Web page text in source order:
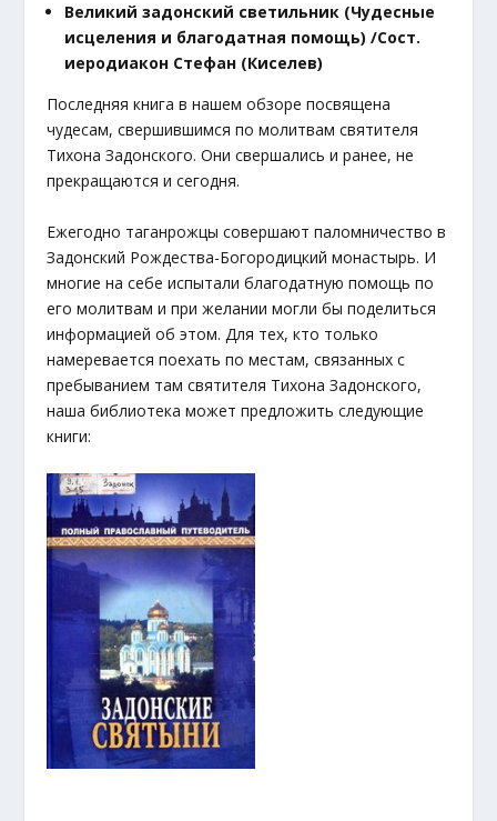
Великий задонский светильник (Чудесные
исцеления и благодатная помощь) /Сост.
иеродиакон Стефан (Киселев)
Последняя книга в нашем обзоре посвящена
чудесам, свершившимся по молитвам святителя
Тихона Задонского. Они свершались и ранее, не
прекращаются и сегодня.
Ежегодно таганрожцы совершают паломничество в
Задонский Рождества-Богородицкий монастырь. И
многие на себе испытали благодатную помощь по
его молитвам и при желании могли бы поделиться
информацией об этом. Для тех, кто только
намеревается поехать по местам, связанных с
пребыванием там святителя Тихона Задонского,
наша библиотека может предложить следующие
книги: